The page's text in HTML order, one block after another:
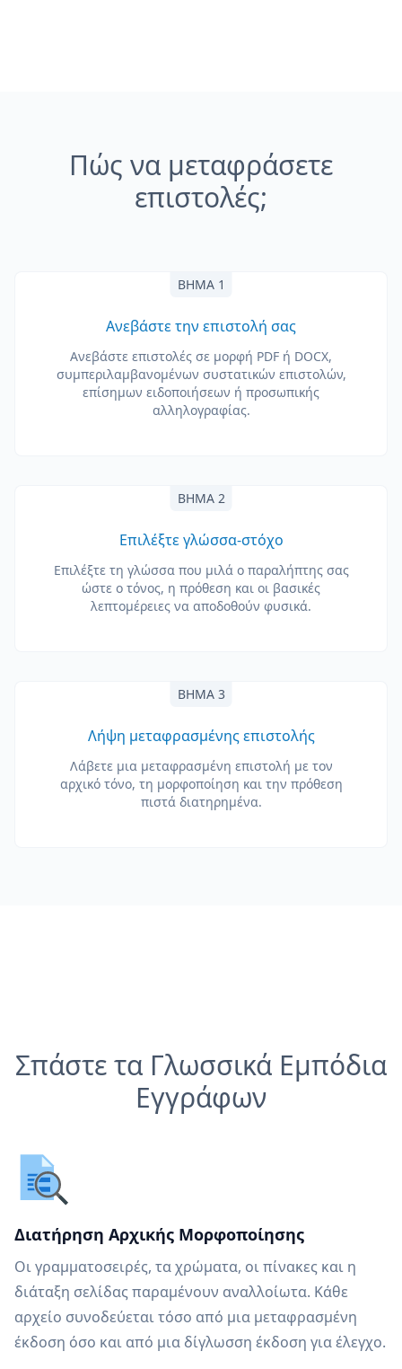
Πώς να μεταφράσετε
επιστολές;
ΒΉΜΑ 1
Ανεβάστε την επιστολή σας
Ανεβάστε επιστολές σε μορφή PDF ή DOCX,
συμπεριλαμβανομένων συστατικών επιστολών,
επίσημων ειδοποιήσεων ή προσωπικής
αλληλογραφίας.
ΒΉΜΑ 2
Επιλέξτε γλώσσα-στόχο
Επιλέξτε τη γλώσσα που μιλά ο παραλήπτης σας
ώστε ο τόνος, η πρόθεση και οι βασικές
λεπτομέρειες να αποδοθούν φυσικά.
ΒΉΜΑ 3
Λήψη μεταφρασμένης επιστολής
Λάβετε μια μεταφρασμένη επιστολή με τον
αρχικό τόνο, τη μορφοποίηση και την πρόθεση
πιστά διατηρημένα.
Σπάστε τα Γλωσσικά Εμπόδια
Εγγράφων
Διατήρηση Αρχικής Μορφοποίησης
Οι γραμματοσειρές, τα χρώματα, οι πίνακες και η
διάταξη σελίδας παραμένουν αναλλοίωτα. Κάθε
αρχείο συνοδεύεται τόσο από μια μεταφρασμένη
έκδοση όσο και από μια δίγλωσση έκδοση για έλεγχο.